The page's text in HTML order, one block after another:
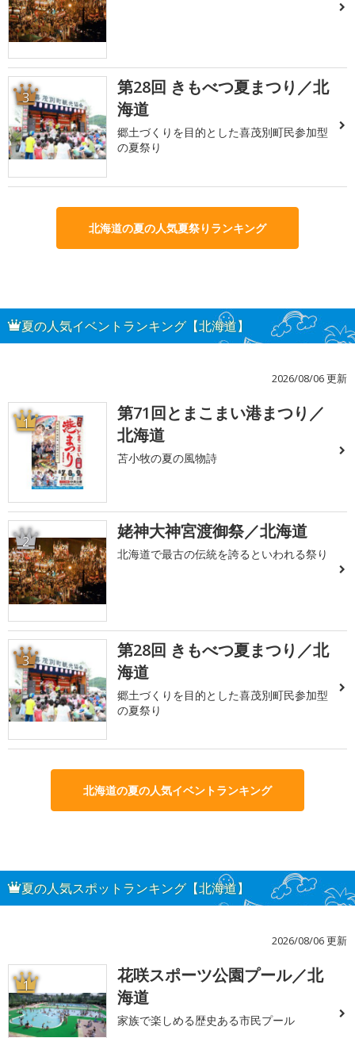
3
第28回 きもべつ夏まつり／北
海道
郷土づくりを目的とした喜茂別町民参加型
の夏祭り
北海道の夏の人気夏祭りランキング
夏の人気イベントランキング【北海道】
2026/08/06 更新
1
第71回とまこまい港まつり／
北海道
苫小牧の夏の風物詩
2 姥神大神宮渡御祭／北海道
北海道で最古の伝統を誇るといわれる祭り
3
第28回 きもべつ夏まつり／北
海道
郷土づくりを目的とした喜茂別町民参加型
の夏祭り
北海道の夏の人気イベントランキング
夏の人気スポットランキング【北海道】
2026/08/06 更新
1
花咲スポーツ公園プール／北
海道
家族で楽しめる歴史ある市民プール